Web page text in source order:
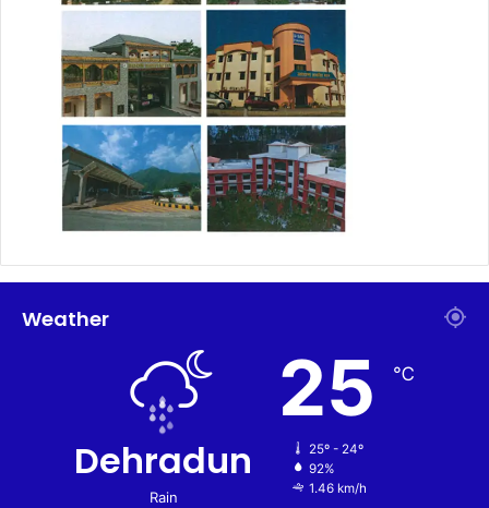
Weather
Dehradun
Rain
25 ℃
25º - 24º
92%
1.46 km/h